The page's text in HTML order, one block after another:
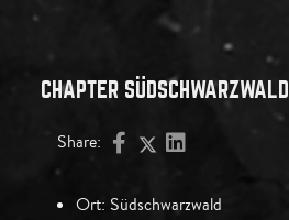
CHAPTER SÜDSCHWARZWALD
Share:
Ort: Südschwarzwald